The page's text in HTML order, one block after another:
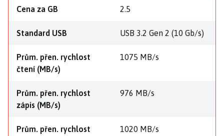
Cena za GB 2.5
Standard USB USB 3.2 Gen 2 (10 Gb/s)
Prům. přen. rychlost
čtení (MB/s)
1075 MB/s
Prům. přen. rychlost
zápis (MB/s)
976 MB/s
Prům. přen. rychlost
1020 MB/s